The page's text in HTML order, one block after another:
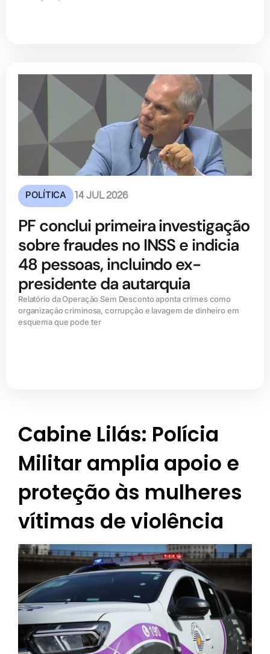
POLÍTICA 14 JUL 2026
PF conclui primeira investigação
sobre fraudes no INSS e indicia
48 pessoas, incluindo ex-
presidente da autarquia
Relatório da Operação Sem Desconto aponta crimes como
organização criminosa, corrupção e lavagem de dinheiro em
esquema que pode ter
Cabine Lilás: Polícia
Militar amplia apoio e
proteção às mulheres
vítimas de violência